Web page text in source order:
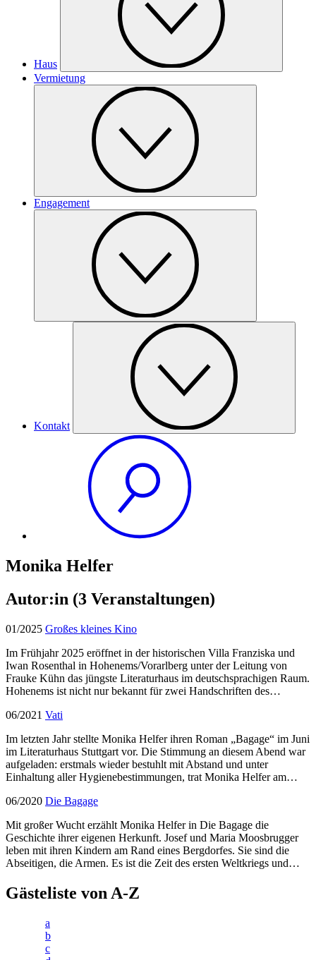
Haus
Vermietung
Engagement
Kontakt
Monika Helfer
Autor:in (3 Veranstaltungen)
01/2025 Großes kleines Kino
Im Frühjahr 2025 eröffnet in der historischen Villa Franziska und
Iwan Rosenthal in Hohenems/Vorarlberg unter der Leitung von
Frauke Kühn das jüngste Literaturhaus im deutschsprachigen Raum.
Hohenems ist nicht nur bekannt für zwei Handschriften des…
06/2021 Vati
Im letzten Jahr stellte Monika Helfer ihren Roman „Bagage“ im Juni
im Literaturhaus Stuttgart vor. Die Stimmung an diesem Abend war
aufgeladen: erstmals wieder bestuhlt mit Abstand und unter
Einhaltung aller Hygienebestimmungen, trat Monika Helfer am…
06/2020 Die Bagage
Mit großer Wucht erzählt Monika Helfer in Die Bagage die
Geschichte ihrer eigenen Herkunft. Josef und Maria Moosbrugger
leben mit ihren Kindern am Rand eines Bergdorfes. Sie sind die
Abseitigen, die Armen. Es ist die Zeit des ersten Weltkriegs und…
Gästeliste von A-Z
a
b
c